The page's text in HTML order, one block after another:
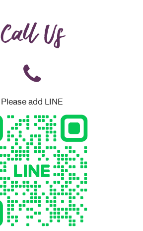
Call Us
Please add LINE